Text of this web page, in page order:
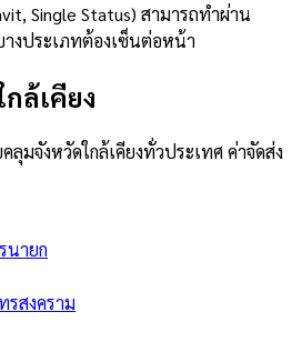
Single Status) สามารถทำผ่าน
งประเภทต้องเซ็นต่อหน้า
ล้เคียง
ลุมจังหวัดใกล้เคียงทั่วประเทศ ค่าจัดส่ง
นายก
รสงคราม